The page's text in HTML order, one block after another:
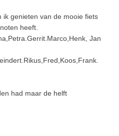
ik genieten van de mooie fiets
heeft.
Jan
had maar de helft